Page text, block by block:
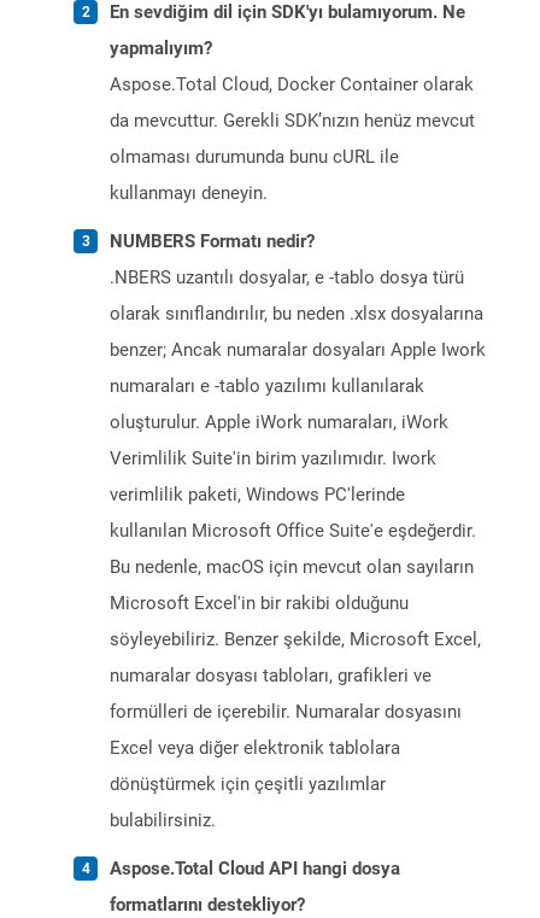
En sevdiğim dil için SDK'yı bulamıyorum. Ne
yapmalıyım?
Aspose.Total Cloud, Docker Container olarak
da mevcuttur. Gerekli SDK’nızın henüz mevcut
olmaması durumunda bunu cURL ile
kullanmayı deneyin.
NUMBERS Formatı nedir?
.NBERS uzantılı dosyalar, e -tablo dosya türü
olarak sınıflandırılır, bu neden .xlsx dosyalarına
benzer; Ancak numaralar dosyaları Apple Iwork
numaraları e -tablo yazılımı kullanılarak
oluşturulur. Apple iWork numaraları, iWork
Verimlilik Suite'in birim yazılımıdır. Iwork
verimlilik paketi, Windows PC'lerinde
kullanılan Microsoft Office Suite'e eşdeğerdir.
Bu nedenle, macOS için mevcut olan sayıların
Microsoft Excel'in bir rakibi olduğunu
söyleyebiliriz. Benzer şekilde, Microsoft Excel,
numaralar dosyası tabloları, grafikleri ve
formülleri de içerebilir. Numaralar dosyasını
Excel veya diğer elektronik tablolara
dönüştürmek için çeşitli yazılımlar
bulabilirsiniz.
Aspose.Total Cloud API hangi dosya
formatlarını destekliyor?